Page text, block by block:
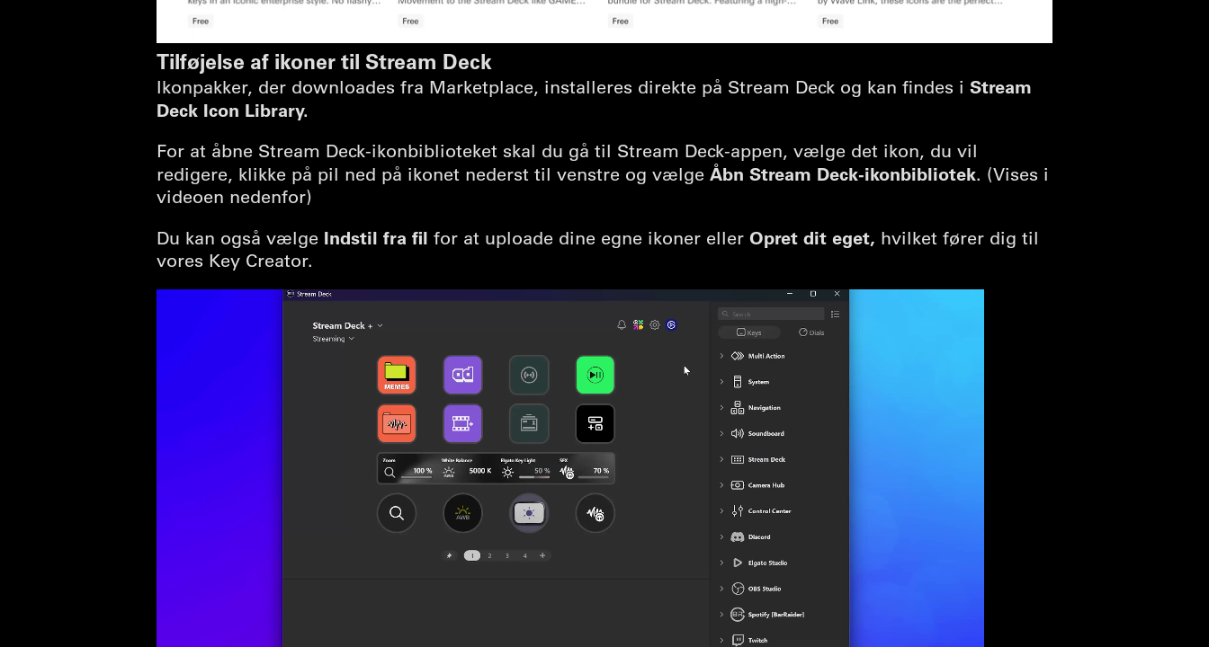
Tilføjelse af ikoner til Stream Deck
Ikonpakker, der downloades fra Marketplace, installeres direkte på Stream Deck og kan findes i Stream
Deck Icon Library.
For at åbne Stream Deck-ikonbiblioteket skal du gå til Stream Deck-appen, vælge det ikon, du vil
redigere, klikke på pil ned på ikonet nederst til venstre og vælge Åbn Stream Deck-ikonbibliotek. (Vises i
videoen nedenfor)
Du kan også vælge Indstil fra fil for at uploade dine egne ikoner eller Opret dit eget, hvilket fører dig til
vores Key Creator.